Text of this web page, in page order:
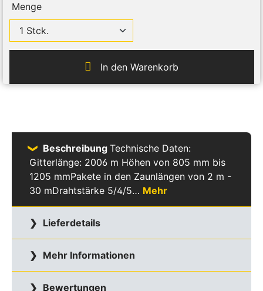
Menge
In den Warenkorb
Beschreibung Technische Daten:
Gitterlänge: 2006 m Höhen von 805 mm bis
1205 mmPakete in den Zaunlängen von 2 m -
30 mDrahtstärke 5/4/5… Mehr
Lieferdetails
Mehr Informationen
Bewertungen